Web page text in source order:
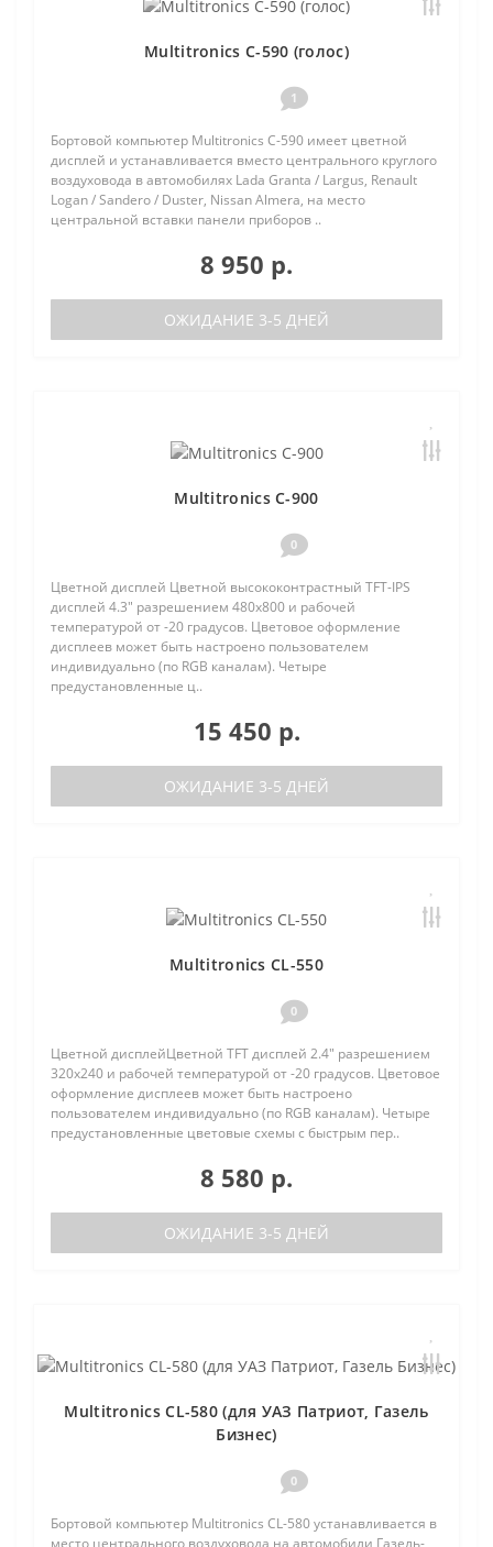
Multitronics C-590 (голос)
1
Бортовой компьютер Multitronics C-590 имеет цветной
дисплей и устанавливается вместо центрального круглого
воздуховода в автомобилях Lada Granta / Largus, Renault
Logan / Sandero / Duster, Nissan Almera, на место
центральной вставки панели приборов ..
8 950 р.
ОЖИДАНИЕ 3-5 ДНЕЙ
Multitronics C-900
0
Цветной дисплей Цветной высококонтрастный TFT-IPS
дисплей 4.3" разрешением 480х800 и рабочей
температурой от -20 градусов. Цветовое оформление
дисплеев может быть настроено пользователем
индивидуально (по RGB каналам). Четыре
предустановленные ц..
15 450 р.
ОЖИДАНИЕ 3-5 ДНЕЙ
Multitronics CL-550
0
Цветной дисплейЦветной TFT дисплей 2.4" разрешением
320х240 и рабочей температурой от -20 градусов. Цветовое
оформление дисплеев может быть настроено
пользователем индивидуально (по RGB каналам). Четыре
предустановленные цветовые схемы с быстрым пер..
8 580 р.
ОЖИДАНИЕ 3-5 ДНЕЙ
Multitronics CL-580 (для УАЗ Патриот, Газель
Бизнес)
0
Бортовой компьютер Multitronics CL-580 устанавливается в
место центрального воздуховода на автомобили Газель-